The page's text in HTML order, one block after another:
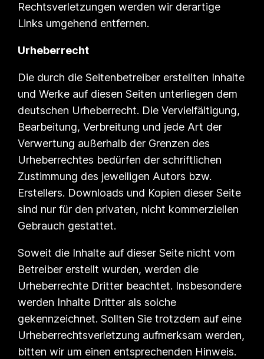
Rechtsverletzungen werden wir derartige
Links umgehend entfernen.
Urheberrecht
Die durch die Seitenbetreiber erstellten Inhalte
und Werke auf diesen Seiten unterliegen dem
deutschen Urheberrecht. Die Vervielfältigung,
Bearbeitung, Verbreitung und jede Art der
Verwertung außerhalb der Grenzen des
Urheberrechtes bedürfen der schriftlichen
Zustimmung des jeweiligen Autors bzw.
Erstellers. Downloads und Kopien dieser Seite
sind nur für den privaten, nicht kommerziellen
Gebrauch gestattet.
Soweit die Inhalte auf dieser Seite nicht vom
Betreiber erstellt wurden, werden die
Urheberrechte Dritter beachtet. Insbesondere
werden Inhalte Dritter als solche
gekennzeichnet. Sollten Sie trotzdem auf eine
Urheberrechtsverletzung aufmerksam werden,
bitten wir um einen entsprechenden Hinweis.